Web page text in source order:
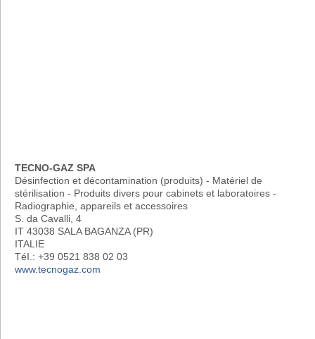
TECNO-GAZ SPA
Désinfection et décontamination (produits) - Matériel de
stérilisation - Produits divers pour cabinets et laboratoires -
Radiographie, appareils et accessoires
S. da Cavalli, 4
IT 43038 SALA BAGANZA (PR)
ITALIE
TéI.: +39 0521 838 02 03
www.tecnogaz.com